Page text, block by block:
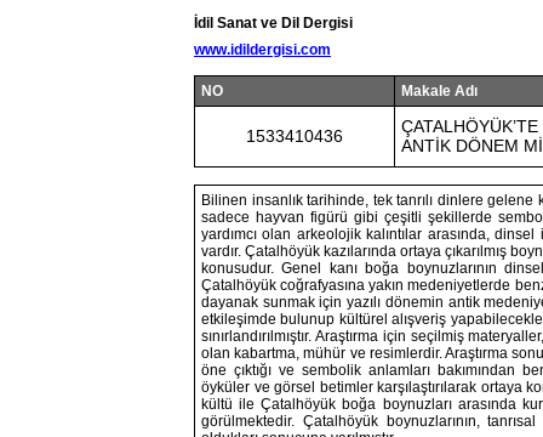
İdil Sanat ve Dil Dergisi
www.idildergisi.com
NO Makale Adı
1533410436
ANTİK DÖNEM
Bilinen insanlık tarihinde, tek tanrılı dinlere
sadece hayvan figürü gibi çeşitli şekillerde
yardımcı olan arkeolojik kalıntılar arasında,
vardır. Çatalhöyük kazılarında ortaya çıkarılmış
konusudur. Genel kanı boğa boynuzlarının
Çatalhöyük coğrafyasına yakın medeniyetlerde
dayanak sunmak için yazılı dönemin antik
etkileşimde bulunup kültürel alışveriş
sınırlandırılmıştır. Araştırma için seçilmiş
olan kabartma, mühür ve resimlerdir. Araştırma
öne çıktığı ve sembolik anlamları bakımından
öyküler ve görsel betimler karşılaştırılarak ortaya
kültü ile Çatalhöyük boğa boynuzları arasında
görülmektedir. Çatalhöyük boynuzlarının,